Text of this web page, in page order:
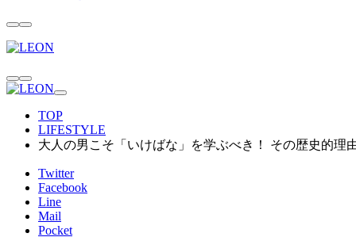
TOP
LIFESTYLE
大人の男こそ「いけばな」を学ぶべき！ その歴史的理
Twitter
Facebook
Line
Mail
Pocket